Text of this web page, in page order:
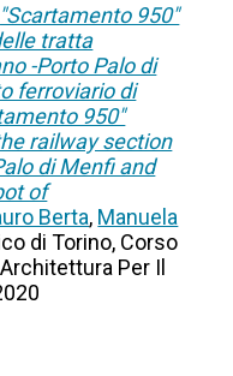
"Scartamento 950"
tratta
-Porto Palo di
ferroviario di
950"
railway section
di Menfi and
of
Berta, Manuela
di Torino, Corso
Per Il